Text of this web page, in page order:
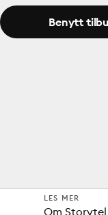
Benytt
LES MER
Om Storytel